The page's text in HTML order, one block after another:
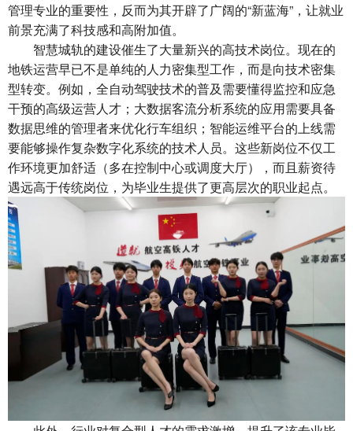
管理专业的重要性，反而为其开辟了广阔的“新蓝海”，让就业
前景充满了科技感和高附加值。
智慧城轨的建设催生了大量新兴的高技术岗位。现在的
地铁运营早已不是单纯的人力密集型工作，而是向技术密集
型转变。例如，全自动驾驶技术的普及需要懂得监控和应急
干预的高级运营人才；大数据客流分析系统的应用需要具备
数据思维的管理者来优化行车组织；智能运维平台的上线需
要能够操作复杂数字化系统的技术人员。这些新岗位不仅工
作环境更加舒适（多在控制中心或调度大厅），而且薪资待
遇远高于传统岗位，为毕业生提供了更高层次的职业起点。